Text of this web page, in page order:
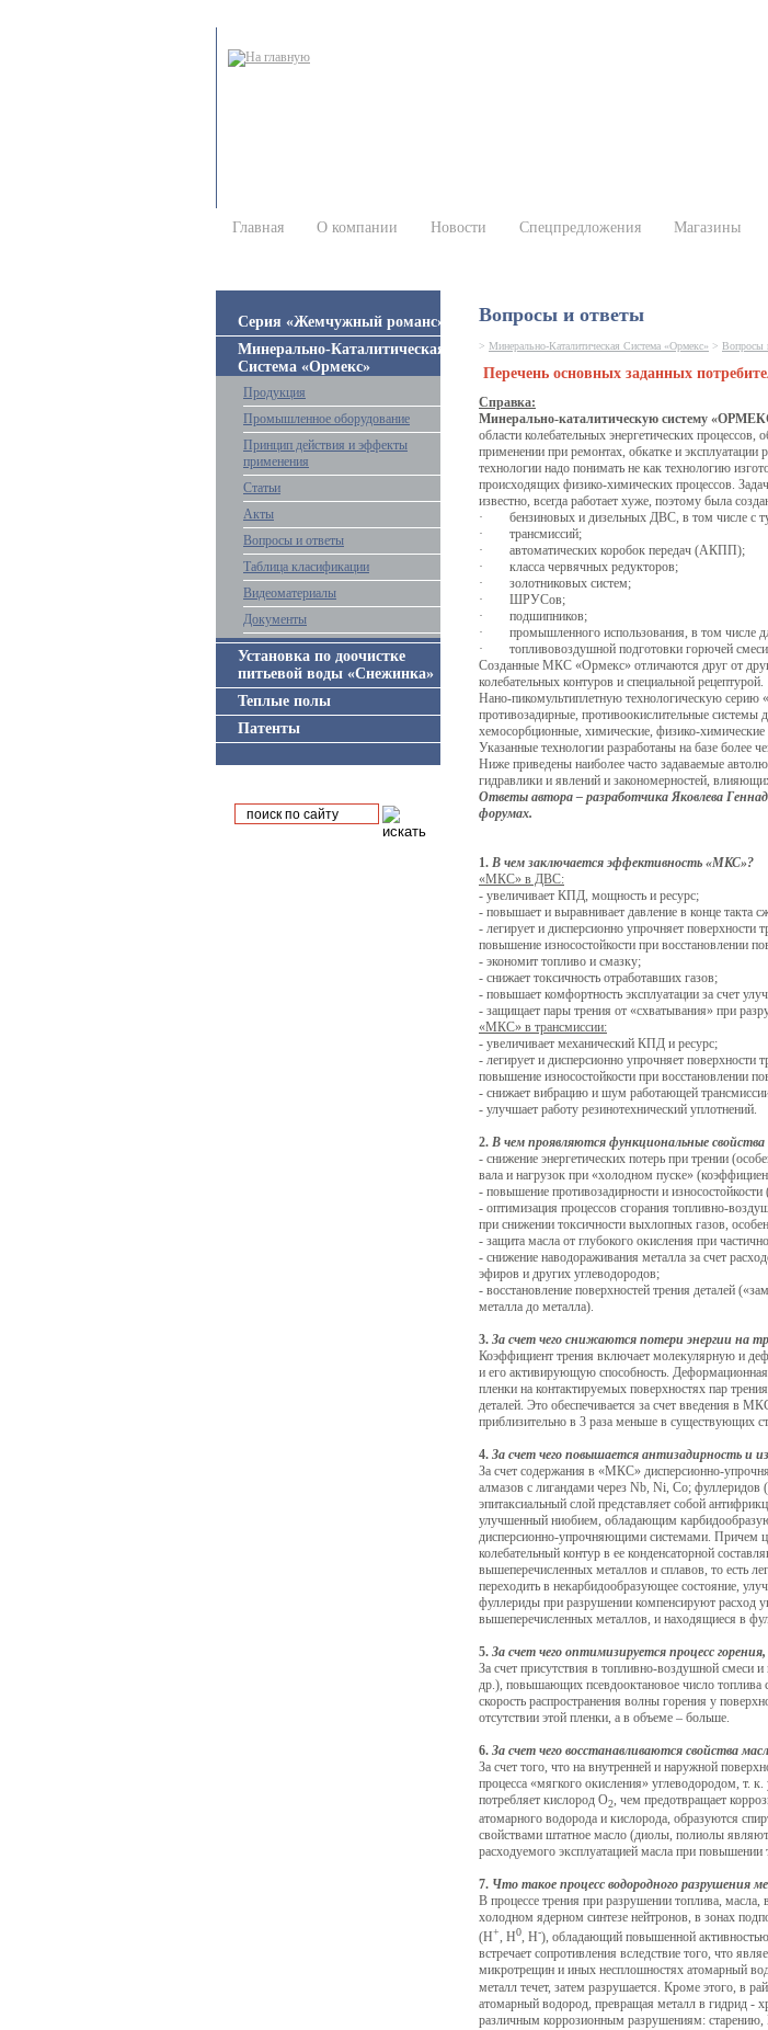
Главная О компании Новости Спецпредложения Магазины
Серия «Жемчужный романс»
Минерально-Каталитическая
Система «Ормекс»
Продукция
Промышленное оборудование
Принцип действия и эффекты
применения
Статьи
Акты
Вопросы и ответы
Таблица класификации
Видеоматериалы
Документы
Установка по доочистке
питьевой воды «Снежинка»
Теплые полы
Патенты
Вопросы и ответы
> Минерально-Каталитическая Система «Ормекс» > Вопросы
Перечень основных заданных
Справка:
Минерально-каталитическую систему
области колебательных энергетических
применении при ремонтах, обкатке и
технологии надо понимать не как технологию
происходящих физико-химических процессов.
известно, всегда работает хуже, поэтому была
·
бензиновых и дизельных ДВС, в том числе с
·
трансмиссий;
·
автоматических коробок передач (АКПП);
·
класса червячных редукторов;
·
золотниковых систем;
·
ШРУСов;
·
подшипников;
·
промышленного использования, в том числе
·
топливовоздушной подготовки горючей
Созданные МКС «Ормекс» отличаются друг от
колебательных контуров и специальной рецептурой.
Нано-пикомультиплетную технологическую серию
противозадирные, противоокислительные
хемосорбционные, химические, физико-
Указанные технологии разработаны на базе более
Ниже приведены наиболее часто задаваемые
гидравлики и явлений и закономерностей,
Ответы автора – разработчикаЯковлева
форумах.
1. В чем заключается эффективность «МКС»?
«МКС» в ДВС:
- увеличивает КПД, мощность и ресурс;
- повышает и выравнивает давление в конце такта
- легирует и дисперсионно упрочняет
повышение износостойкости при восстановлении
- экономит топливо и смазку;
- снижает токсичность отработавших газов;
- повышает комфортность эксплуатации за счет
- защищает пары трения от «схватывания» при
«МКС» в трансмиссии:
- увеличивает механический КПД и ресурс;
- легирует и дисперсионно упрочняет
повышение износостойкости при восстановлении
- снижает вибрацию и шум работающей
- улучшает работу резинотехнический уплотнений.
2. В чем проявляются функциональные
- снижение энергетических потерь при трении
вала и нагрузок при «холодном пуске»
- повышение противозадирности и
- оптимизация процессов сгорания топливно-
при снижении токсичности выхлопных газов,
- защита масла от глубокого окисления при
- снижение наводораживания металла за счет
эфиров и других углеводородов;
- восстановление поверхностей трения деталей
металла до металла).
3. За счет чего снижаются потери энергии на
Коэффициент трения включает молекулярную и
и его активирующую способность.
пленки на контактируемых поверхностях пар
деталей. Это обеспечивается за счет введения в
приблизительно в 3 раза меньше в существующих
4. За счет чего повышается антизадирность и
За счет содержания в «МКС» дисперсионно-
алмазов с лигандами через Nb, Ni, Co;
эпитаксиальный слой представляет собой
улучшенный ниобием, обладающим
дисперсионно-упрочняющими системами. Причем
колебательный контур в ее конденсаторной
вышеперечисленных металлов и сплавов, то есть
переходить в некарбидообразующее состояние,
фуллериды при разрушении компенсируют расход
вышеперечисленных металлов, и находящиеся в
5. За счет чего оптимизируется процесс
За счет присутствия в топливно-воздушной смеси
др.), повышающих псевдооктановое число топлива
скорость распространения волны горения у
отсутствии этой пленки, а в объеме – больше.
6. За счет чего восстанавливаются свойства
За счет того, что на внутренней и наружной
процесса «мягкого окисления» углеводородом, т.
потребляет кислород О2, чем предотвращает
атомарного водорода и кислорода, образуются
свойствами штатное масло (диолы, полиолы
расходуемого эксплуатацией масла при повышении
7. Что такое процесс водородного разрушения
В процессе трения при разрушении топлива,
холодном ядерном синтезе нейтронов, в зонах
(Н+ , Н0 , Н-), обладающий повышенной
встречает сопротивления вследствие того, что
микротрещин и иных несплошностях атомарный
металл течет, затем разрушается. Кроме этого, в
атомарный водород, превращая металл в гидрид -
различным коррозионным разрушениям: